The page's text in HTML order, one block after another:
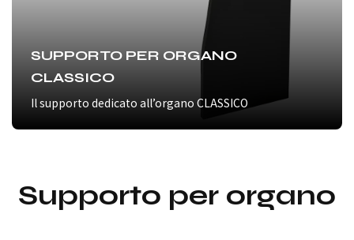
SUPPORTO PER ORGANO
CLASSICO
Il supporto dedicato all’organo CLASSICO
Supporto per organo